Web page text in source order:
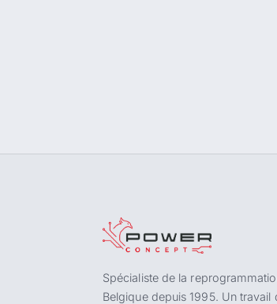
Spécialiste de la
Belgique depuis 1995. Un travail